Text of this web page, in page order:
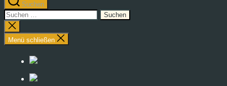
Suchen
Suchen
nach:
Suche
schließen
Menü schließen